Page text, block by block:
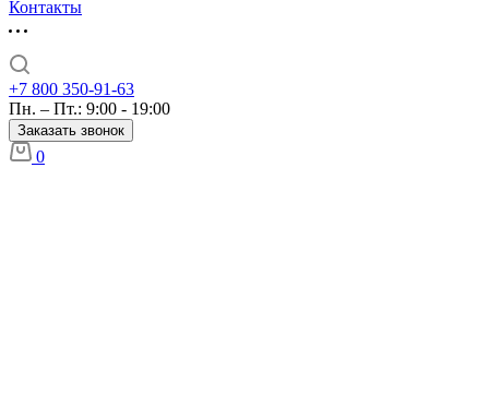
Контакты
+7 800 350-91-63
Пн. – Пт.: 9:00 - 19:00
Заказать звонок
0